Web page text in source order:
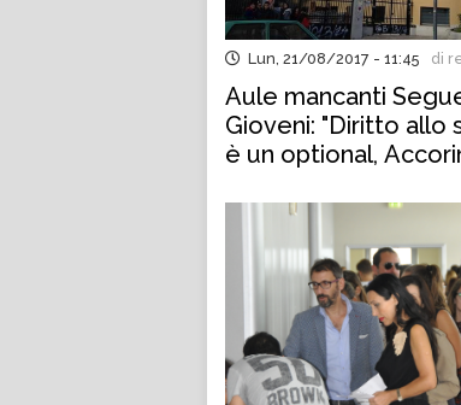
Lun, 21/08/2017 - 11:45 di
Aule mancanti
Gioveni: "Diritto allo
è un optional,